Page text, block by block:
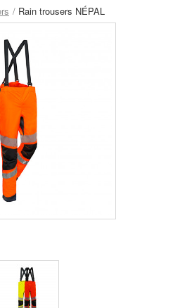
Rain trousers NÉPAL